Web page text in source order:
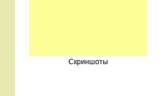
Скриншоты